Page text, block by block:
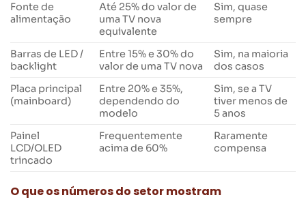
Fonte de
alimentação
Até 25% do valor de
uma TV nova
equivalente
Sim, quase
sempre
Barras de LED /
backlight
Entre 15% e 30% do
valor de uma TV nova
Sim, na maioria
dos casos
Placa principal
(mainboard)
Entre 20% e 35%,
dependendo do
modelo
Sim, se a TV
tiver menos de
5 anos
Painel
LCD/OLED
trincado
Frequentemente
acima de 60%
Raramente
compensa
O que os números do setor mostram